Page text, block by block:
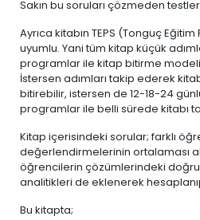
Sakın bu soruları çözmeden
Ayrıca kitabın TEPS (Tonguç
uyumlu. Yani tüm kitap küçük
programlar ile kitap bitirme
İstersen adımları takip ederek
bitirebilir, istersen de 12-18-24
programlar ile belli sürede kitabı
Kitap içerisindeki sorular; farklı
değerlendirmelerinin ortalaması
öğrencilerin çözümlerindeki
analitikleri de eklenerek
Bu kitapta;